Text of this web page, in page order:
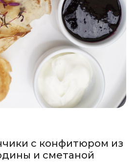
с конфитюром из
и сметаной